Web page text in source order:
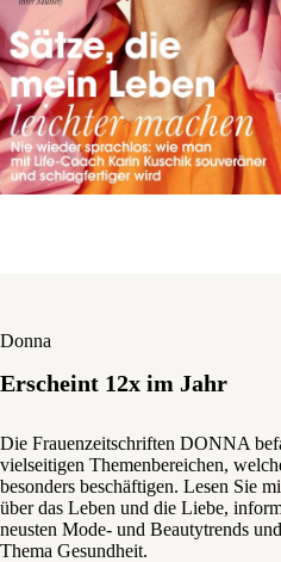
Donna
Erscheint 12x im Jahr
Die Frauenzeitschriften DONNA
vielseitigen Themenbereichen,
besonders beschäftigen. Lesen Sie
über das Leben und die Liebe,
neusten Mode- und Beautytrends
Thema Gesundheit.